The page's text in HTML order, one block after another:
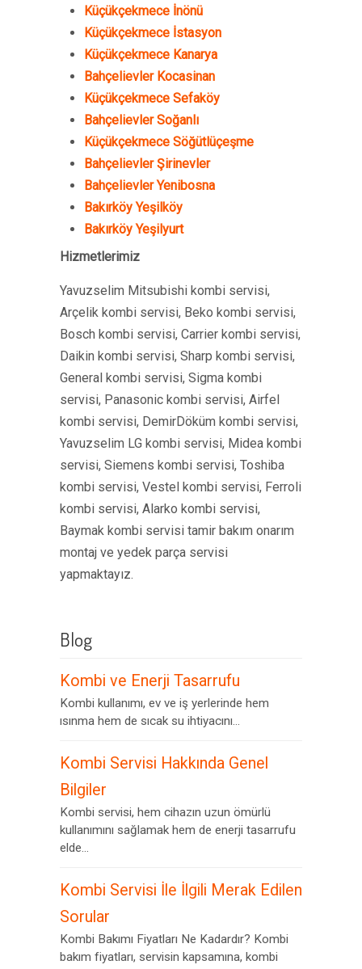
Küçükçekmece İnönü
Küçükçekmece İstasyon
Küçükçekmece Kanarya
Bahçelievler Kocasinan
Küçükçekmece Sefaköy
Bahçelievler Soğanlı
Küçükçekmece Söğütlüçeşme
Bahçelievler Şirinevler
Bahçelievler Yenibosna
Bakırköy Yeşilköy
Bakırköy Yeşilyurt
Hizmetlerimiz
Yavuzselim Mitsubishi kombi servisi,
Arçelik kombi servisi, Beko kombi servisi,
Bosch kombi servisi, Carrier kombi servisi,
Daikin kombi servisi, Sharp kombi servisi,
General kombi servisi, Sigma kombi
servisi, Panasonic kombi servisi, Airfel
kombi servisi, DemirDöküm kombi servisi,
Yavuzselim LG kombi servisi, Midea kombi
servisi, Siemens kombi servisi, Toshiba
kombi servisi, Vestel kombi servisi, Ferroli
kombi servisi, Alarko kombi servisi,
Baymak kombi servisi tamir bakım onarım
montaj ve yedek parça servisi
yapmaktayız.
Blog
Kombi ve Enerji Tasarrufu
Kombi kullanımı, ev ve iş yerlerinde hem
ısınma hem de sıcak su ihtiyacını...
Kombi Servisi Hakkında Genel
Bilgiler
Kombi servisi, hem cihazın uzun ömürlü
kullanımını sağlamak hem de enerji tasarrufu
elde...
Kombi Servisi İle İlgili Merak Edilen
Sorular
Kombi Bakımı Fiyatları Ne Kadardır? Kombi
bakım fiyatları, servisin kapsamına, kombi